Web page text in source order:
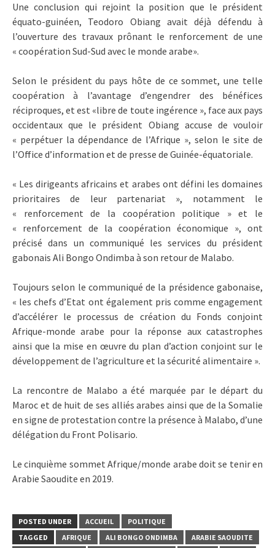
Une conclusion qui rejoint la position que le président
équato-guinéen, Teodoro Obiang avait déjà défendu à
l’ouverture des travaux prônant le renforcement de une
« coopération Sud-Sud avec le monde arabe».
Selon le président du pays hôte de ce sommet, une telle
coopération à l’avantage d’engendrer des bénéfices
réciproques, et est «libre de toute ingérence », face aux pays
occidentaux que le président Obiang accuse de vouloir
« perpétuer la dépendance de l’Afrique », selon le site de
l’Office d’information et de presse de Guinée-équatoriale.
« Les dirigeants africains et arabes ont défini les domaines
prioritaires de leur partenariat », notamment le
« renforcement de la coopération politique » et le
« renforcement de la coopération économique », ont
précisé dans un communiqué les services du président
gabonais Ali Bongo Ondimba à son retour de Malabo.
Toujours selon le communiqué de la présidence gabonaise,
« les chefs d’Etat ont également pris comme engagement
d’accélérer le processus de création du Fonds conjoint
Afrique-monde arabe pour la réponse aux catastrophes
ainsi que la mise en œuvre du plan d’action conjoint sur le
développement de l’agriculture et la sécurité alimentaire ».
La rencontre de Malabo a été marquée par le départ du
Maroc et de huit de ses alliés arabes ainsi que de la Somalie
en signe de protestation contre la présence à Malabo, d’une
délégation du Front Polisario.
Le cinquième sommet Afrique/monde arabe doit se tenir en
Arabie Saoudite en 2019.
POSTED UNDER ACCUEIL
POLITIQUE
TAGGED
AFRIQUE ALI BONGO ONDIMBA
ARABIE SAOUDITE